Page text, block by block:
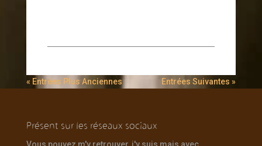
« Entrées Plus Anciennes Entrées Suivantes »
Présent sur les réseaux sociaux